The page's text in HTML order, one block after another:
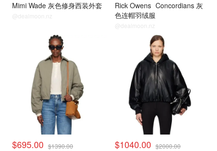
Mimi Wade 灰色修身西装外套
@dealmoon.nz
Rick Owens Concordians 灰
色连帽羽绒服
@dealmoon.nz
$695.00 $1390.00 $1040.00 $2000.00